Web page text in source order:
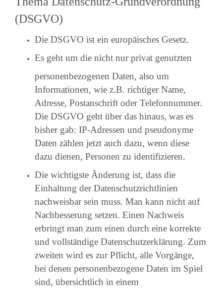
(DSGVO)
Die DSGVO ist ein europäisches Gesetz.
Es geht um die nicht nur privat genutzten
personenbezogenen Daten, also um
Informationen, wie z.B. richtiger Name,
Adresse, Postanschrift oder Telefonnummer.
Die DSGVO geht über das hinaus, was es
bisher gab: IP-Adressen und pseudonyme
Daten zählen jetzt auch dazu, wenn diese
dazu dienen, Personen zu identifizieren.
Die wichtigste Änderung ist, dass die
Einhaltung der Datenschutzrichtlinien
nachweisbar sein muss. Man kann nicht auf
Nachbesserung setzen. Einen Nachweis
erbringt man zum einen durch eine korrekte
und vollständige Datenschutzerklärung. Zum
zweiten wird es zur Pflicht, alle Vorgänge,
bei denen personenbezogene Daten im Spiel
sind, übersichtlich in einem